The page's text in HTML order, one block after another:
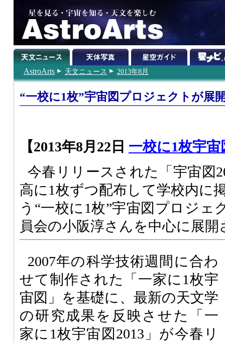
AstroArts 天文ニュース 2013年8月
“一校に1枚”宇宙図プロジェクトが展
【2013年8月22日 一校に1枚宇
今春リリースされた「宇宙図
高に1枚ずつ配布して学校内に
う“一校に1枚”宇宙図プロジェ
員会の小阪淳さんを中心に展
2007年の科学技術週間に合わ
せて制作された「一家に1枚宇
宙図」を基礎に、最新の天文学
の研究成果を反映させた「一
家に1枚宇宙図2013」が今春リ